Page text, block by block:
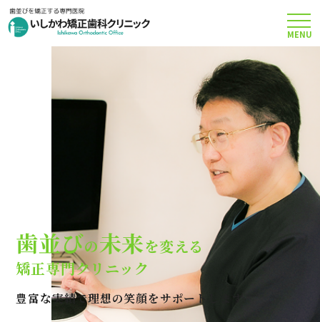
矯正治療について
当院のこだわり
費用について
クリニック案内
Q＆A
MENU
歯並びの未来を変える
矯正専門クリニック
豊富な実績で理想の笑顔をサポートします